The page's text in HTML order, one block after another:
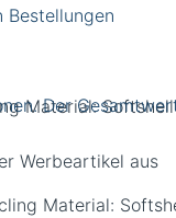
Bestellungen
Der
Material: Softshell